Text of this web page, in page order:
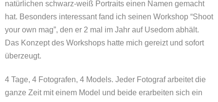
natürlichen schwarz-weiß Portraits einen Namen gemacht
hat. Besonders interessant fand ich seinen Workshop “Shoot
your own mag”, den er 2 mal im Jahr auf Usedom abhält.
Das Konzept des Workshops hatte mich gereizt und sofort
überzeugt.
4 Tage, 4 Fotografen, 4 Models. Jeder Fotograf arbeitet die
ganze Zeit mit einem Model und beide erarbeiten sich ein